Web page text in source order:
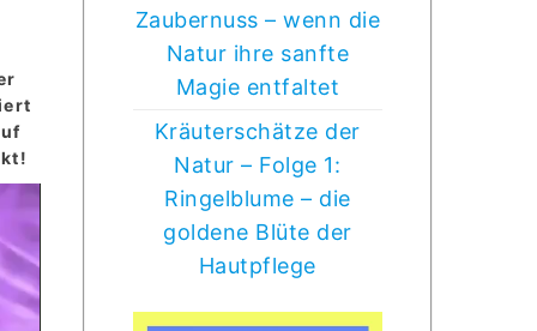
Zaubernuss – wenn die
Natur ihre sanfte
Magie entfaltet
Kräuterschätze der
Natur – Folge 1:
Ringelblume – die
goldene Blüte der
Hautpflege